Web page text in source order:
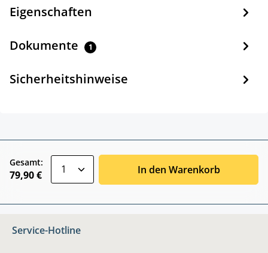
Eigenschaften
Dokumente 1
Sicherheitshinweise
Gesamt:
79,90 € In den Warenkorb
Service-Hotline